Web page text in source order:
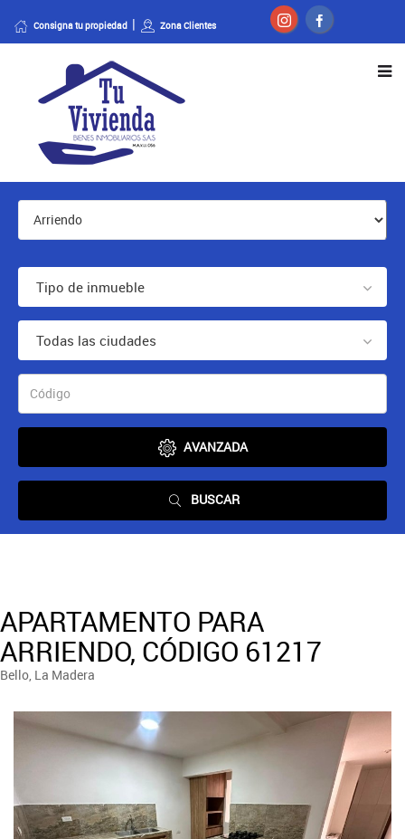
Consigna tu propiedad Zona Clientes
Tipo de inmueble
Todas las ciudades
AVANZADA
BUSCAR
APARTAMENTO PARA
ARRIENDO, CÓDIGO 61217
Bello, La Madera